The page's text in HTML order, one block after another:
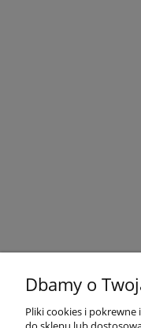
Dbamy o
Pliki cookies i